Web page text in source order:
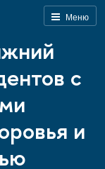
Меню
с
и